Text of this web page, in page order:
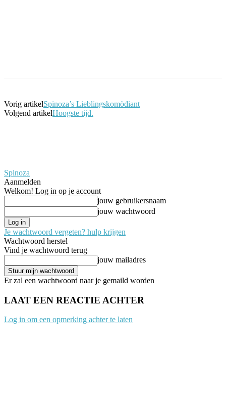
Vorig artikelSpinoza’s Lieblingskomödiant
Volgend artikelHoogste tijd.
Spinoza
Aanmelden
Welkom! Log in op je account
jouw gebruikersnaam
jouw wachtwoord
Je wachtwoord vergeten? hulp krijgen
Wachtwoord herstel
Vind je wachtwoord terug
jouw mailadres
Er zal een wachtwoord naar je gemaild worden
LAAT EEN REACTIE ACHTER
Log in om een opmerking achter te laten